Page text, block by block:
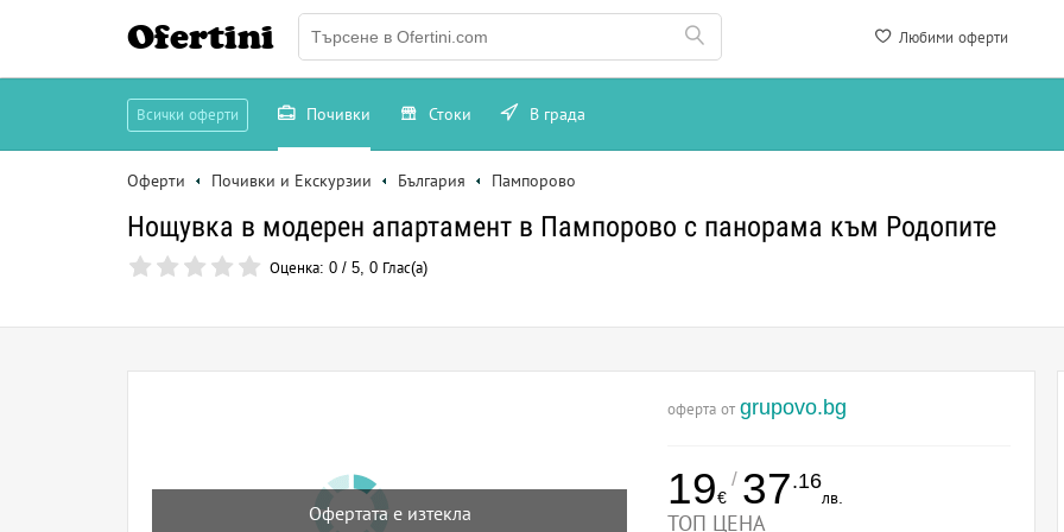
Любими оферти
Ofertini
Всички оферти Почивки Стоки В града
Оферти Почивки и Екскурзии България Пампорово
Нощувка в модерен апартамент в Пампорово с панорама към Родопите
Оценка: 0 / 5, 0 Глас(а)
Офертата е изтекла
оферта от grupovo.bg
19€
/ 37.16
лв.
ТОП ЦЕНА